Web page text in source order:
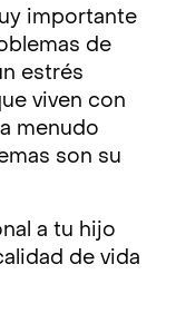
importante
de
estrés
viven con
menudo
son su
a tu hijo
de vida